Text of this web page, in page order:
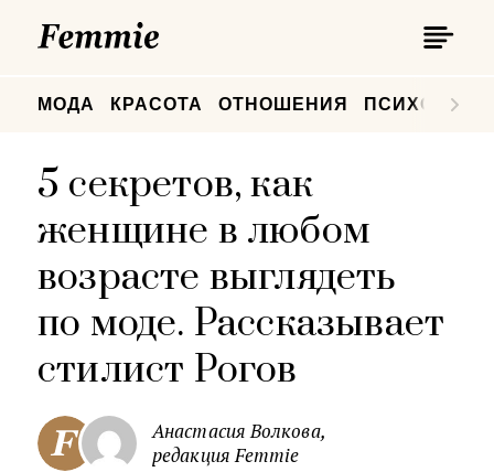
МОДА КРАСОТА ОТНОШЕНИЯ
5 секретов, как
женщине в любом
возрасте выглядеть
по моде. Рассказывает
стилист Рогов
Анастасия Волкова,
редакция Femmie